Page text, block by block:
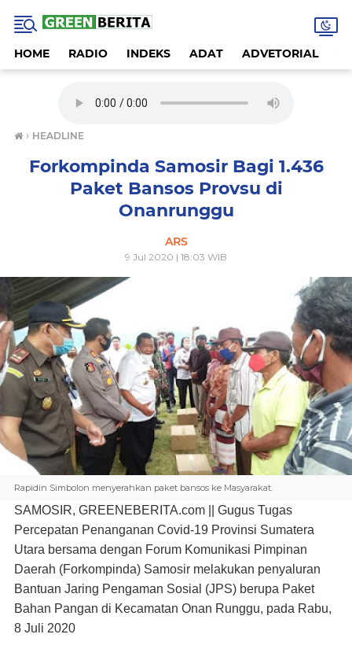
HOME RADIO INDEKS ADAT ADVETORIAL
› HEADLINE
Forkompinda Samosir Bagi 1.436
Paket Bansos Provsu di
Onanrunggu
ARS
9 Jul 2020 | 18:03 WIB
Rapidin Simbolon menyerahkan paket bansos ke Masyarakat.
SAMOSIR, GREENEBERITA.com || Gugus Tugas
Percepatan Penanganan Covid-19 Provinsi Sumatera
Utara bersama dengan Forum Komunikasi Pimpinan
Daerah (Forkompinda) Samosir melakukan penyaluran
Bantuan Jaring Pengaman Sosial (JPS) berupa Paket
Bahan Pangan di Kecamatan Onan Runggu, pada Rabu,
8 Juli 2020